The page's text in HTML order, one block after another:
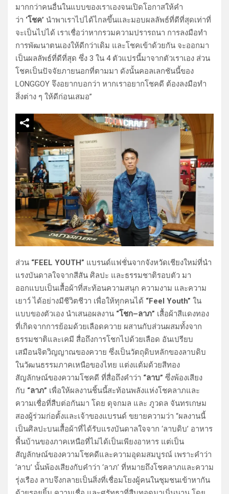
มากกว่าคนอื่นในแบบของเราเองจนเปิดโอกาสให้คำ
ว่า ‘โชค’ นำพาเราไปได้ไกลขึ้นและมอบผลลัพธ์ที่ดีที่สุดเท่าที่
จะเป็นไปได้ เราเชื่อว่าหากรวมความปรารถนา การลงมือทำ
การพัฒนาตนเองให้ดีกว่าเดิม และโชคเข้าด้วยกัน จะออกมา
เป็นผลลัพธ์ที่ดีที่สุด ซึ่ง 3 ใน 4 ตัวแปรนี้มาจากตัวเราเอง ส่วน
โชคเป็นปัจจัยภายนอกที่ตามมา ดังนั้นคอลเลกชันนี้ของ
LONGGOY จึงอยากบอกว่า หากเราอยากโชคดี ต้องลงมือทำ
สิ่งต่าง ๆ ให้ดีก่อนเสมอ”
ส่วน “FEEL YOUTH” แบรนด์แฟชั่นจากจังหวัดเชียงใหม่ที่นำ
แรงบันดาลใจจากสีสัน ศิลปะ และธรรมชาติรอบตัว มา
ออกแบบเป็นเสื้อผ้าที่สะท้อนความสนุก ความงาม และความ
เยาว์ ได้อย่างมีชีวิตชีวา เพื่อให้ทุกคนได้ “Feel Youth” ใน
แบบของตัวเอง นำเสนอผลงาน “โชก–ลาภ” เสื้อผ้าสีแดงทอง
ที่เกิดจากการย้อมด้วยเลือดควาย ผสานกับส่วนผสมทั้งจาก
ธรรมชาติและเคมี สื่อถึงการโชกไปด้วยเลือด อันเปรียบ
เสมือนจิตวิญญาณของควาย ซึ่งเป็นวัตถุดิบหลักของลาบดิบ
ในวัฒนธรรมภาคเหนือของไทย แต่งแต้มด้วยสีทอง
สัญลักษณ์ของความโชคดี ที่สื่อถึงคำว่า “ลาบ” ซึ่งพ้องเสียง
กับ “ลาภ” เพื่อให้ผลงานชิ้นนี้สะท้อนพลังแห่งโชคลาภและ
ความเชื่อที่สืบต่อกันมา โดย ดุจกมล และ ภูวดล จันทรเกษม
สองผู้ร่วมก่อตั้งและเจ้าของแบรนด์ ขยายความว่า “ผลงานนี้
เป็นศิลปะบนเสื้อผ้าที่ได้รับแรงบันดาลใจจาก ‘ลาบดิบ’ อาหาร
พื้นบ้านของภาคเหนือที่ไม่ได้เป็นเพียงอาหาร แต่เป็น
สัญลักษณ์ของความโชคดีและความอุดมสมบูรณ์ เพราะคำว่า
‘ลาบ’ นั้นพ้องเสียงกับคำว่า ‘ลาภ’ ที่หมายถึงโชคลาภและความ
รุ่งเรือง ลาบจึงกลายเป็นสิ่งที่เชื่อมโยงผู้คนในชุมชนเข้าหากัน